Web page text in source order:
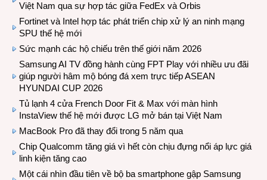
Việt Nam qua sự hợp tác giữa FedEx và Orbis
Fortinet và Intel hợp tác phát triển chip xử lý an ninh mạng
SPU thế hệ mới
Sức mạnh các hộ chiếu trên thế giới năm 2026
Samsung AI TV đồng hành cùng FPT Play với nhiều ưu đãi
giúp người hâm mộ bóng đá xem trực tiếp ASEAN
HYUNDAI CUP 2026
Tủ lạnh 4 cửa French Door Fit & Max với màn hình
InstaView thế hệ mới được LG mở bán tại Việt Nam
MacBook Pro đã thay đổi trong 5 năm qua
Chip Qualcomm tăng giá vì hết còn chịu đựng nổi áp lực giá
linh kiện tăng cao
Một cái nhìn đầu tiên về bộ ba smartphone gập Samsung